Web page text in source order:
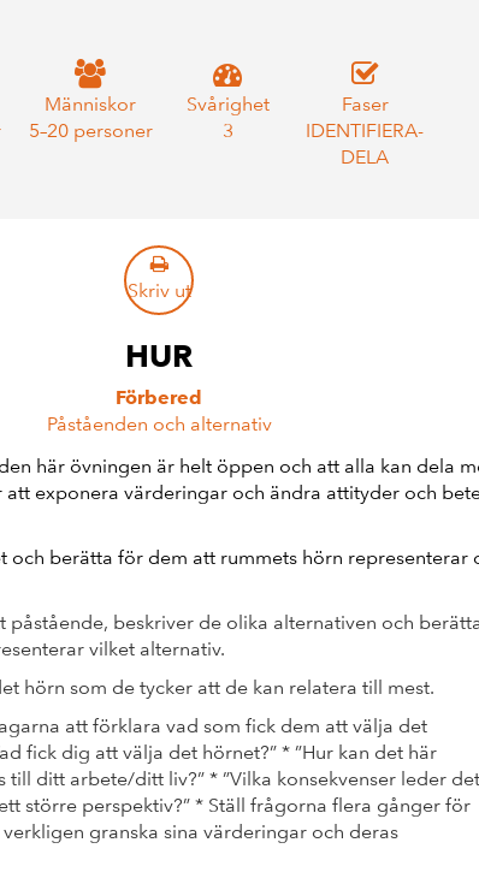
Människor
5–20 personer
Svårighet
3
Faser
IDENTIFIERA-
DELA
Skriv ut
HUR
Förbered
Påståenden och alternativ
här övningen är helt öppen och att alla kan dela
exponera värderingar och ändra attityder och
och berätta för dem att rummets hörn representerar
påstående, beskriver de olika alternativen och
vilket alternativ.
hörn som de tycker att de kan relatera till mest.
att förklara vad som fick dem att välja det
fick dig att välja det hörnet?” * ”Hur kan det här
till ditt arbete/ditt liv?” * ”Vilka konsekvenser leder det
större perspektiv?” * Ställ frågorna flera gånger för
granska sina värderingar och deras